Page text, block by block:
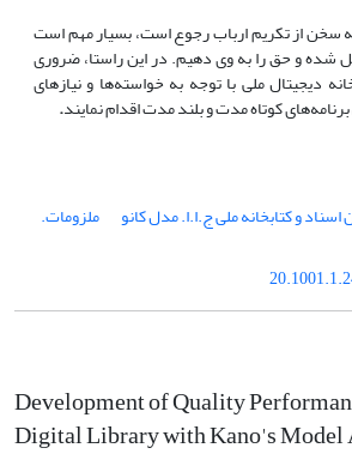
سخن از تکریم ارباب رجوع است، بسیار مهم است
شده و حق را به وی دهیم. در این راستا، ضروری
دیجیتال ملی با توجه به خواسته‌ها و نیازهای
کوتاه مدت و بلند مدت اقدام نمایند.
اسناد و کتابخانه ملی ج.ا.ا. مدل کانو ملزومات.
Development of Quality
Digital Library with Kano's Model